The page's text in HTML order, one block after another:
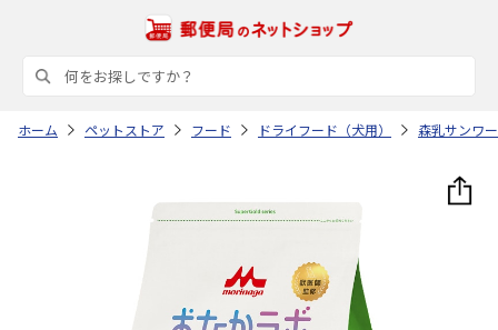
ホーム ペットストア フード ドライフード（犬用） 森乳サンワ